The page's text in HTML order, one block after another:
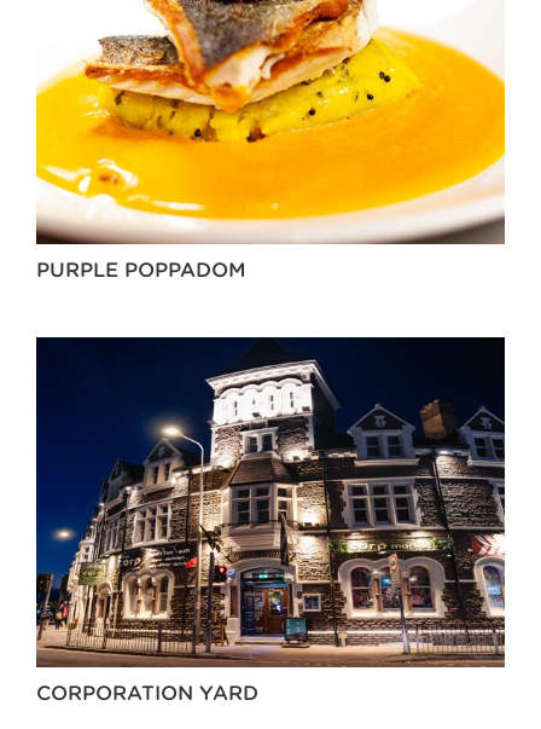
PURPLE POPPADOM
CORPORATION YARD